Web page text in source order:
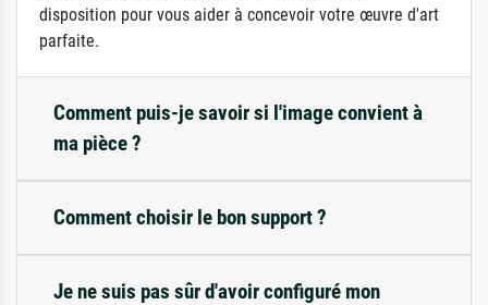
disposition pour vous aider à concevoir votre œuvre d'art
parfaite.
Comment puis-je savoir si l'image convient à
ma pièce ?
Comment choisir le bon support ?
Je ne suis pas sûr d'avoir configuré mon